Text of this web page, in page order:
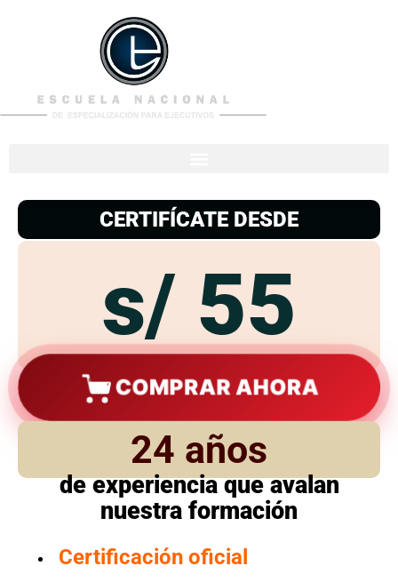
CERTIFÍCATE DESDE
s/ 55
COMPRAR AHORA
24 años
de experiencia que avalan
nuestra formación
Certificación oficial